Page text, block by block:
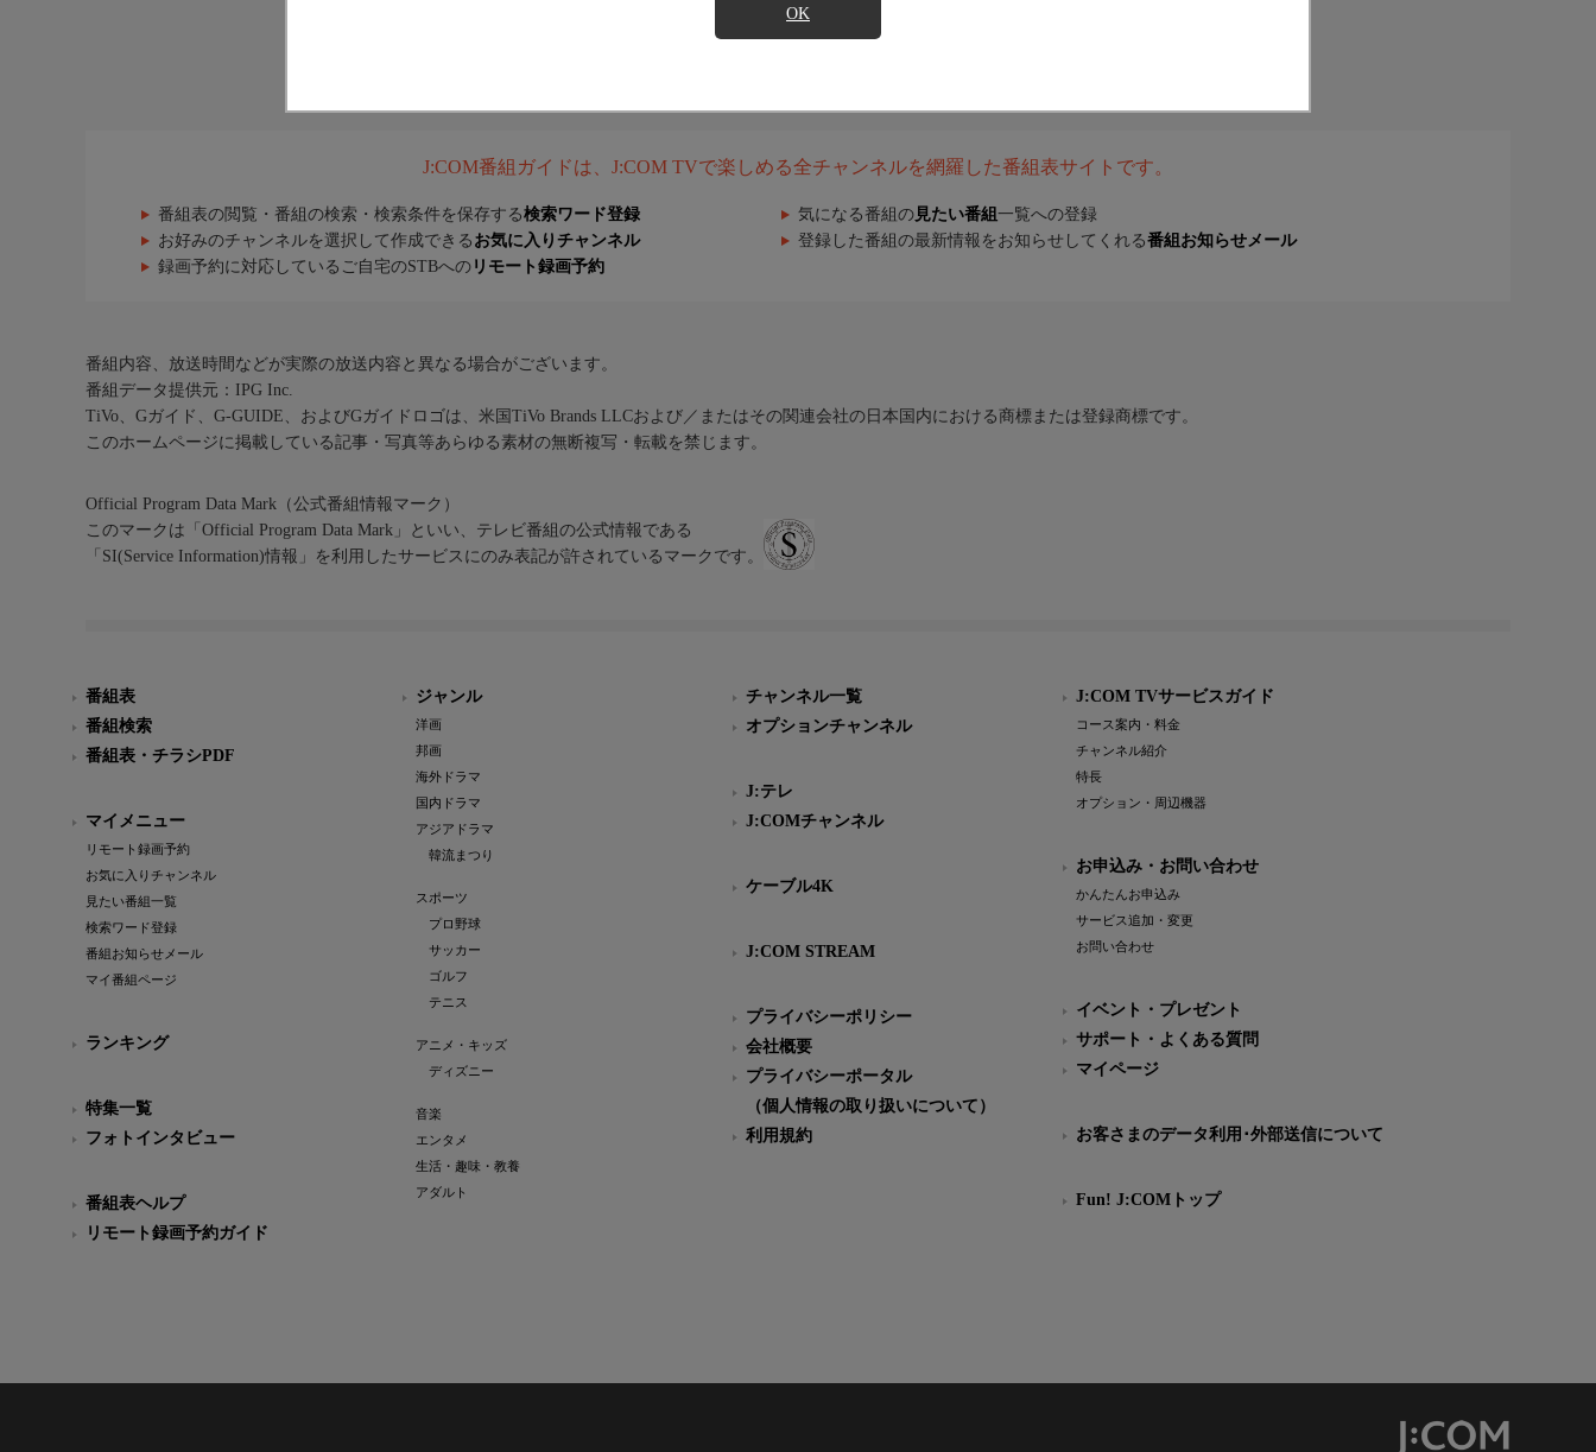
OK
J:COM番組ガイドは、J:COM TVで楽しめる全チャンネルを網羅した番組表サイトです。
番組表の閲覧・番組の検索・検索条件を保存する検索ワード登録 気になる番組の 見たい番組 一覧への登録
お好みのチャンネルを選択して作成できる お気に入りチャンネル 登録した番組の最新情報をお知らせしてくれる番組お知らせメール
録画予約に対応しているご自宅のSTBへの リモート録画予約
番組内容、放送時間などが実際の放送内容と異なる場合がございます。
番組データ提供元：IPG Inc.
TiVo、Gガイド、G-GUIDE、およびGガイドロゴは、米国TiVo Brands LLCおよび／またはその関連会社の日本国内における商標または登録商標です。
このホームページに掲載している記事・写真等あらゆる素材の無断複写・転載を禁じます。
Official Program Data Mark（公式番組情報マーク）
このマークは「Official Program Data Mark」といい、テレビ番組の公式情報である
「SI(Service Information)情報」を利用したサービスにのみ表記が許されているマークです。
番組表
番組検索
番組表・チラシPDF
マイメニュー
リモート録画予約
お気に入りチャンネル
見たい番組一覧
検索ワード登録
番組お知らせメール
マイ番組ページ
ランキング
特集一覧
フォトインタビュー
番組表ヘルプ
リモート録画予約ガイド
ジャンル
洋画
邦画
海外ドラマ
国内ドラマ
アジアドラマ
韓流まつり
スポーツ
プロ野球
サッカー
ゴルフ
テニス
アニメ・キッズ
ディズニー
音楽
エンタメ
生活・趣味・教養
アダルト
チャンネル一覧
オプションチャンネル
J:テレ
J:COMチャンネル
ケーブル4K
J:COM STREAM
プライバシーポリシー
会社概要
プライバシーポータル
（個人情報の取り扱いについて）
利用規約
J:COM TVサービスガイド
コース案内・料金
チャンネル紹介
特長
オプション・周辺機器
お申込み・お問い合わせ
かんたんお申込み
サービス追加・変更
お問い合わせ
イベント・プレゼント
サポート・よくある質問
マイページ
お客さまのデータ利用･外部送信について
Fun! J:COMトップ